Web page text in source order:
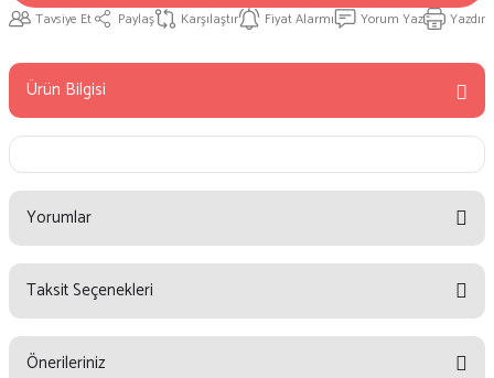
Tavsiye Et Paylaş Karşılaştır Fiyat Alarmı Yorum Yaz Yazdır
Ürün Bilgisi
Yorumlar
Taksit Seçenekleri
Önerileriniz